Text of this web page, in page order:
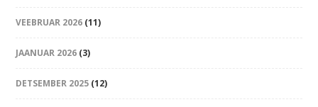
VEEBRUAR 2026 (11)
JAANUAR 2026 (3)
DETSEMBER 2025 (12)